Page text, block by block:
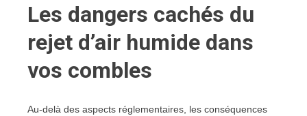
Les dangers cachés du
rejet d’air humide dans
vos combles
Au-delà des aspects réglementaires, les conséquences